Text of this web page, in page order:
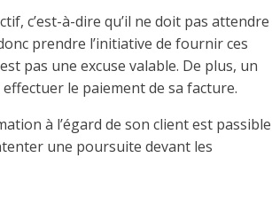
c’est-à-dire qu’il ne doit pas attendre
prendre l’initiative de fournir ces
pas une excuse valable. De plus, un
le paiement de sa facture.
à l’égard de son client est passible
une poursuite devant les